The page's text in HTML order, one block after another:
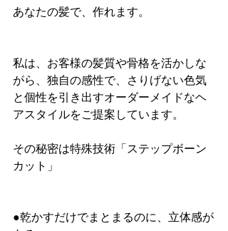
あなたの髪で、作れます。
私は、お客様の髪質や骨格を活かしな
がら、独自の感性で、さりげない色気
と個性を引き出すオーダーメイドなヘ
アスタイルをご提案しています。
その秘密は特殊技術「ステップボーン
カット」
●乾かすだけでまとまるのに、立体感が